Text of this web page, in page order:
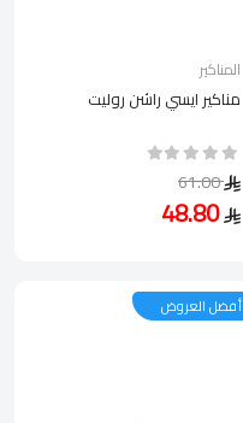
المناكير
مناكير ايسي راشن روليت
61.00
48.80
أفضل العروض